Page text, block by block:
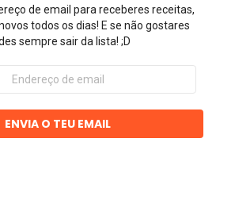
de email para receberes receitas,
todos os dias! E se não gostares
sempre sair da lista! ;D
ENVIA O TEU EMAIL